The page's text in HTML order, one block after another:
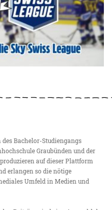
Bachelor-Studiengangs
Graubünden und der
auf dieser Plattform
erlangen so die nötige
Umfeld in Medien und